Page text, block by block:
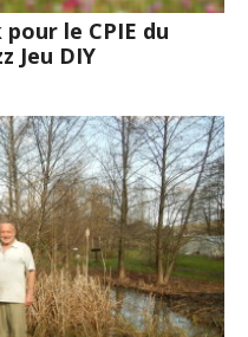
le CPIE du
Jeu DIY